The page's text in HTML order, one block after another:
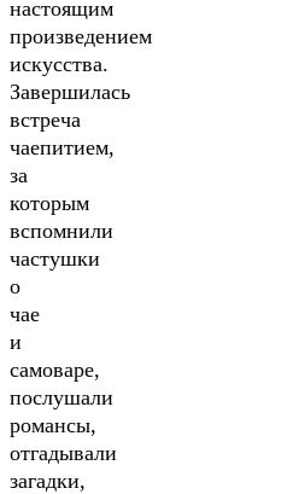
настоящим
произведением
искусства.
Завершилась
встреча
чаепитием,
за
которым
вспомнили
частушки
о
чае
и
самоваре,
послушали
романсы,
отгадывали
загадки,